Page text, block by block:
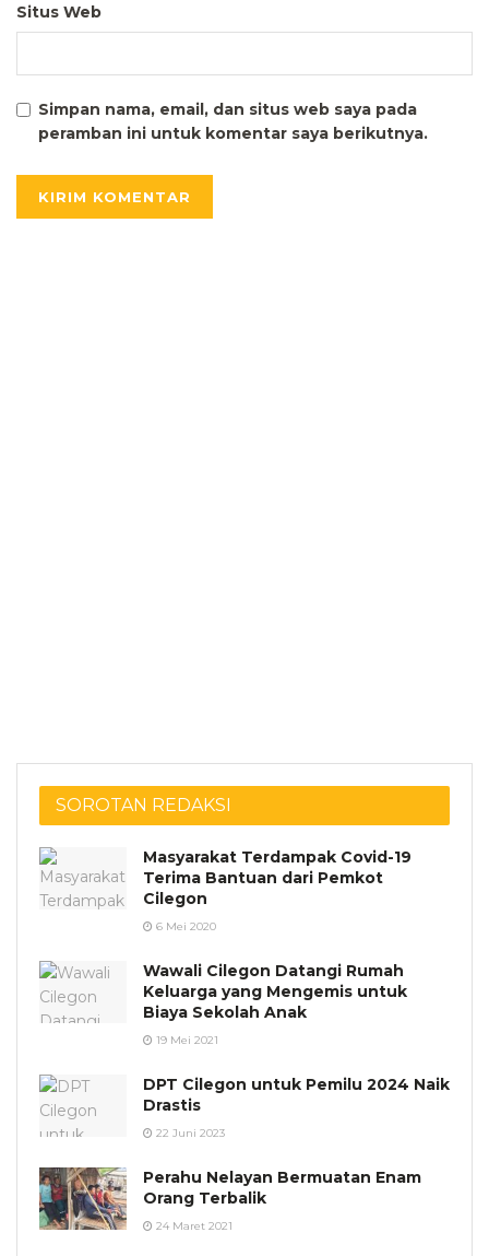
Situs Web
Simpan nama, email, dan situs web saya pada
peramban ini untuk komentar saya berikutnya.
SOROTAN REDAKSI
Masyarakat Terdampak Covid-19
Terima Bantuan dari Pemkot
Cilegon
6 Mei 2020
Wawali Cilegon Datangi Rumah
Keluarga yang Mengemis untuk
Biaya Sekolah Anak
19 Mei 2021
DPT Cilegon untuk Pemilu 2024 Naik
Drastis
22 Juni 2023
Perahu Nelayan Bermuatan Enam
Orang Terbalik
24 Maret 2021